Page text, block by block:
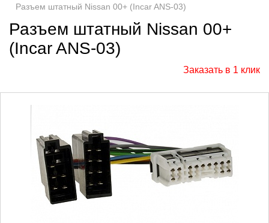
Разъем штатный Nissan 00+ (Incar ANS-03)
Разъем штатный Nissan 00+
(Incar ANS-03)
Заказать в 1 клик